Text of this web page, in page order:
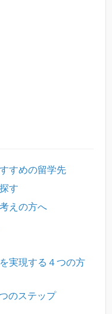
すめの留学先
す
えの方へ
実現する４つの方
のステップ